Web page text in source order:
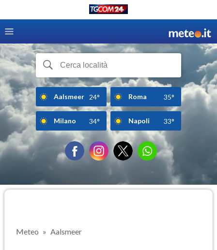
Aalsmeer 24° Roma 35°
Milano 34° Napoli 33°
Meteo Aalsmeer